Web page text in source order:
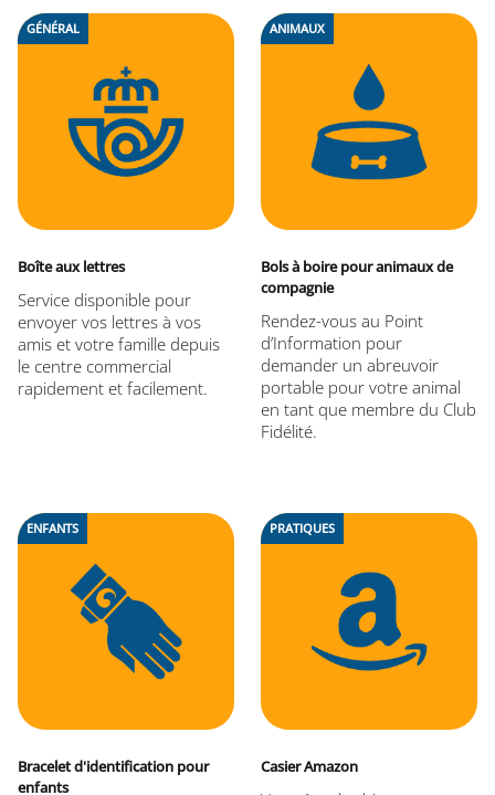
GÉNÉRAL
Boîte aux lettres
Service disponible pour
envoyer vos lettres à vos
amis et votre famille depuis
le centre commercial
rapidement et facilement.
ANIMAUX
Bols à boire pour animaux de
compagnie
Rendez-vous au Point
d’Information pour
demander un abreuvoir
portable pour votre animal
en tant que membre du Club
Fidélité.
ENFANTS
Bracelet d'identification pour
enfants
PRATIQUES
Casier Amazon